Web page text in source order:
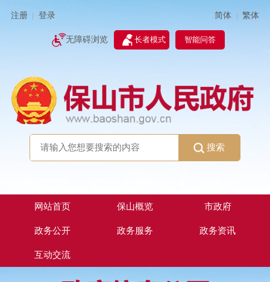
注册 登录 简体 | 繁体
无障碍浏览 长者模式 智能问答
搜索
网站首页 保山概览 市政府
政务公开 政务服务 政务资讯
互动交流